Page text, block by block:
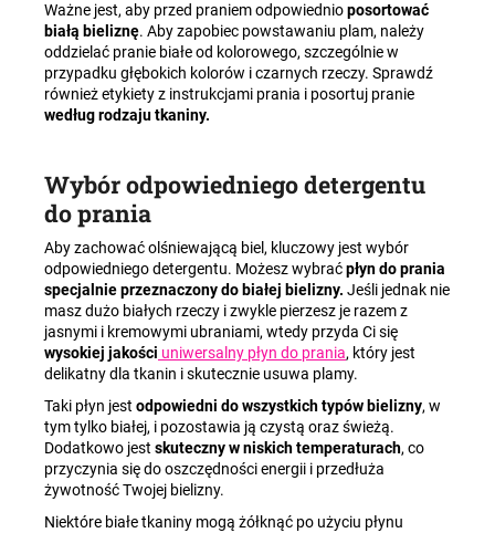
Ważne jest, aby przed praniem odpowiednioposortować
białą bieliznę. Aby zapobiec powstawaniu plam, należy
oddzielać pranie białe od kolorowego, szczególnie w
przypadku głębokich kolorów i czarnych rzeczy. Sprawdź
również etykiety z instrukcjami prania i posortuj pranie
według rodzaju tkaniny.
Wybór odpowiedniego detergentu
do prania
Aby zachować olśniewającą biel, kluczowy jest wybór
odpowiedniego detergentu. Możesz wybraćpłyn do prania
specjalnie przeznaczony do białej bielizny. Jeśli jednak nie
masz dużo białych rzeczy i zwykle pierzesz je razem z
jasnymi i kremowymi ubraniami, wtedy przyda Ci się
wysokiej jakości uniwersalny płyn do prania, który jest
delikatny dla tkanin i skutecznie usuwa plamy.
Taki płyn jest odpowiedni do wszystkich typów bielizny, w
tym tylko białej, i pozostawia ją czystą oraz świeżą.
Dodatkowo jest skuteczny w niskich temperaturach, co
przyczynia się do oszczędności energii i przedłuża
żywotność Twojej bielizny.
Niektóre białe tkaniny mogą żółknąć po użyciu płynu